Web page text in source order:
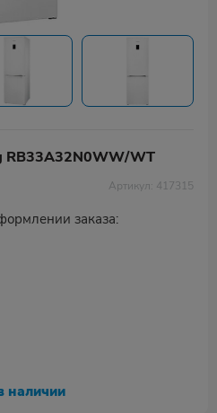
RB33A32N0WW/WT
Артикул: 417315
заказа:
наличии